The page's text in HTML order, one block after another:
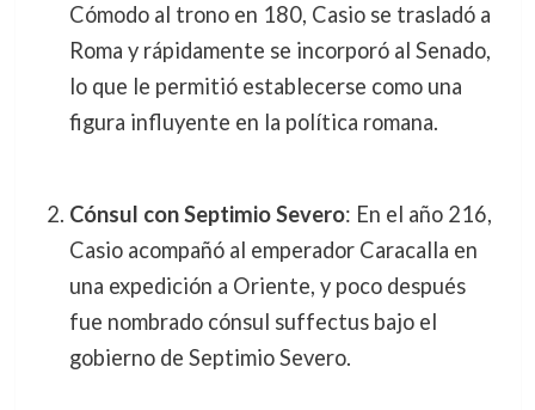
Cómodo al trono en 180, Casio se trasladó a
Roma y rápidamente se incorporó al Senado,
lo que le permitió establecerse como una
figura influyente en la política romana.
Cónsul con Septimio Severo: En el año 216,
Casio acompañó al emperador Caracalla en
una expedición a Oriente, y poco después
fue nombrado cónsul suffectus bajo el
gobierno de Septimio Severo.